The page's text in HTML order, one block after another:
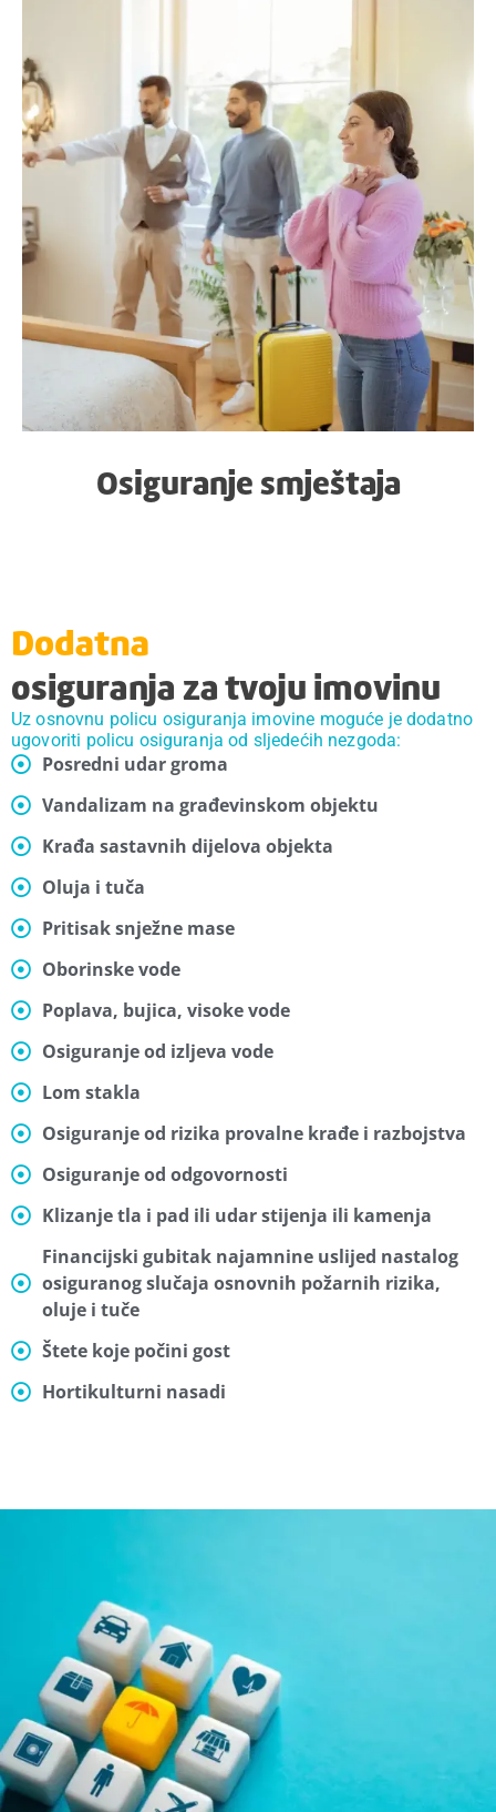
Osiguranje turističkih
apartmana, kuća i gostiju
osiguranje smještaja
Osiguranje smještaja
Dodatna
osiguranja za tvoju imovinu
Uz osnovnu policu osiguranja imovine moguće je dodatno
ugovoriti policu osiguranja od sljedećih nezgoda:
Posredni udar groma
Vandalizam na građevinskom objektu
Krađa sastavnih dijelova objekta
Oluja i tuča
Pritisak snježne mase
Oborinske vode
Poplava, bujica, visoke vode
Osiguranje od izljeva vode
Lom stakla
Osiguranje od rizika provalne krađe i razbojstva
Osiguranje od odgovornosti
Klizanje tla i pad ili udar stijenja ili kamenja
Financijski gubitak najamnine uslijed nastalog
osiguranog slučaja osnovnih požarnih rizika,
oluje i tuče
Štete koje počini gost
Hortikulturni nasadi